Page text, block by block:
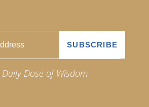
Daily Dose of Wisdom